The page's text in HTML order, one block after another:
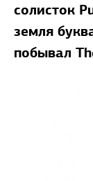
солисток
земля
побывал